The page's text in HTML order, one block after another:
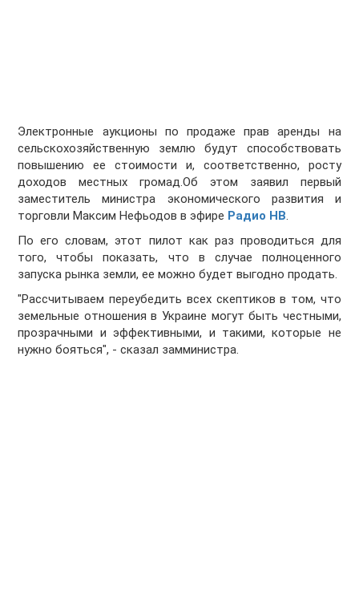
Электронные аукционы по продаже прав аренды на
сельскохозяйственную землю будут способствовать
повышению ее стоимости и, соответственно, росту
доходов местных громад.Об этом заявил первый
заместитель министра экономического развития и
торговли Максим Нефьодов в эфире Радио НВ.
По его словам, этот пилот как раз проводиться для
того, чтобы показать, что в случае полноценного
запуска рынка земли, ее можно будет выгодно продать.
"Рассчитываем переубедить всех скептиков в том, что
земельные отношения в Украине могут быть честными,
прозрачными и эффективными, и такими, которые не
нужно бояться", - сказал замминистра.